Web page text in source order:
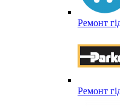
Ремонт
Ремонт